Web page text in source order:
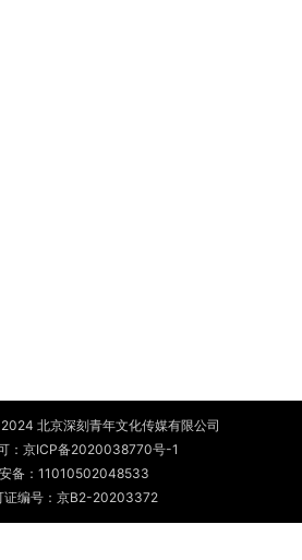
北京深刻青年文化传媒有限公司
： 京ICP备2020038770号-1
备： 11010502048533
证编号：京B2-20203372